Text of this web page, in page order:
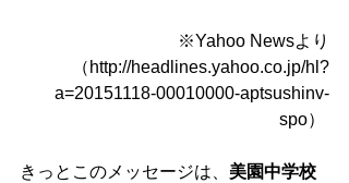
※Yahoo Newsより
（http://headlines.yahoo.co.jp/hl?
a=20151118-00010000-aptsushinv-
spo）
きっとこのメッセージは、 美園中学校